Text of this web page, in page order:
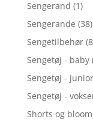
Sengerand (1)
Sengerande (38)
Sengetilbehør
Sengetøj - baby
Sengetøj - junior
Sengetøj -
Shorts og